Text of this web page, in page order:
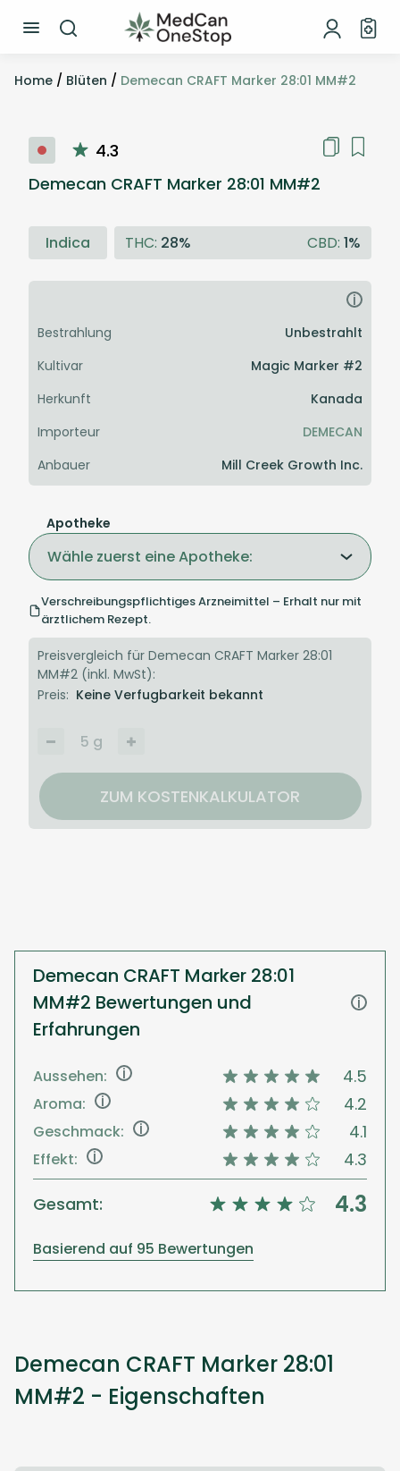
Home / Blüten / Demecan CRAFT Marker 28:01 MM#2
4.3
Demecan CRAFT Marker 28:01 MM#2
Indica THC: 28% CBD: 1%
i
Bestrahlung
Unbestrahlt
Kultivar
Magic Marker #2
Herkunft
Kanada
Importeur
DEMECAN
Anbauer
Mill Creek Growth Inc.
Apotheke
Wähle zuerst eine Apotheke:
Verschreibungspflichtiges Arzneimittel – Erhalt nur mit
ärztlichem Rezept.
Preisvergleich für Demecan CRAFT Marker 28:01
MM#2 (inkl. MwSt):
Preis: Keine Verfugbarkeit bekannt
5 g
ZUM KOSTENKALKULATOR
Demecan CRAFT Marker 28:01
MM#2 Bewertungen und
Erfahrungen
i
Aussehen: i 4.5
Aroma: i 4.2
Geschmack: i 4.1
Effekt: i
4.3
Gesamt:
4.3
Basierend auf 95 Bewertungen
Demecan CRAFT Marker 28:01
MM#2 - Eigenschaften